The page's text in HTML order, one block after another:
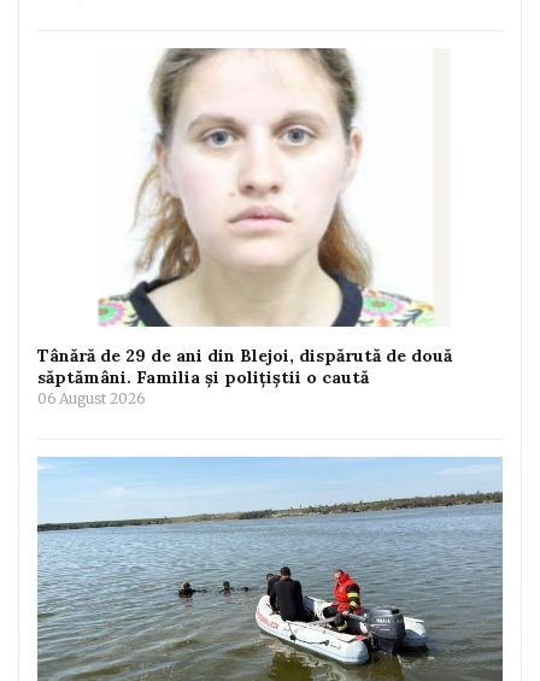
Tânără de 29 de ani din Blejoi, dispărută de două
săptămâni. Familia și polițiștii o caută
06 August 2026